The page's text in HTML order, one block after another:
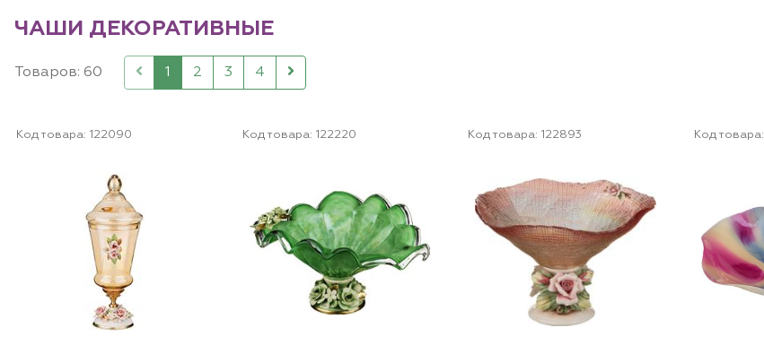
ЧАШИ ДЕКОРАТИВНЫЕ
Товаров: 60 1 2 3 4
Код товара: 122090 Код товара: 122220 Код товара: 122893 Код товара: